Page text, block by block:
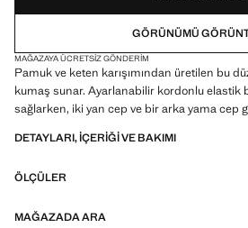
GÖRÜNÜMÜ
MAĞAZAYA ÜCRETSIZ GÖNDERIM
Pamuk ve keten karışımından üretilen bu
kumaş sunar. Ayarlanabilir kordonlu elastik
sağlarken, iki yan cep ve bir arka yama cep
DETAYLARI, IÇERIĞI VE BAKIMI
ÖLÇÜLER
MAĞAZADA ARA